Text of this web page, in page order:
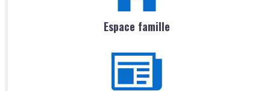
Espace famille